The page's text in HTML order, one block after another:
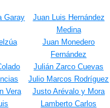
Garay
Juan Luis Hernández
Medina
Juan Monedero
Fernández
Julián Zarco Cuevas
Julio Marcos Rodríguez
Vera
Justo Arévalo y Mora
Lamberto Carlos